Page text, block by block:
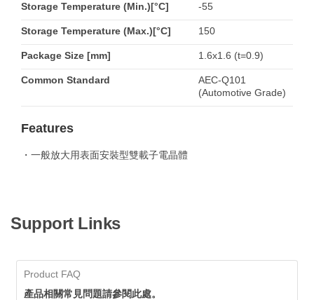
Storage Temperature (Min.)[°C] -55
Storage Temperature (Max.)[°C] 150
Package Size [mm] 1.6x1.6 (t=0.9)
Common Standard
AEC-Q101
(Automotive Grade)
Features
・一般放大用表面安裝型雙載子電晶體
Support Links
Product FAQ
產品相關常見問題請參閱此處。